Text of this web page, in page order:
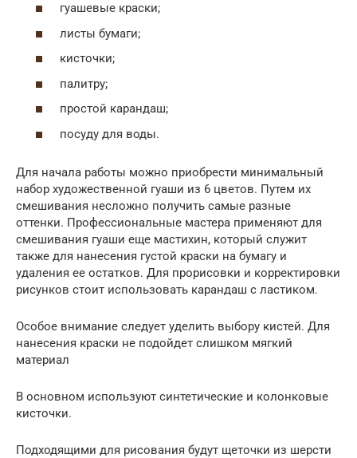
гуашевые краски;
листы бумаги;
кисточки;
палитру;
простой карандаш;
посуду для воды.
Для начала работы можно приобрести минимальный
набор художественной гуаши из 6 цветов. Путем их
смешивания несложно получить самые разные
оттенки. Профессиональные мастера применяют для
смешивания гуаши еще мастихин, который служит
также для нанесения густой краски на бумагу и
удаления ее остатков. Для прорисовки и корректировки
рисунков стоит использовать карандаш с ластиком.
Особое внимание следует уделить выбору кистей. Для
нанесения краски не подойдет слишком мягкий
материал
В основном используют синтетические и колонковые
кисточки.
Подходящими для рисования будут щеточки из шерсти